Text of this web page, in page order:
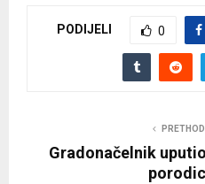
PODIJELI 0
Gradonačelnik